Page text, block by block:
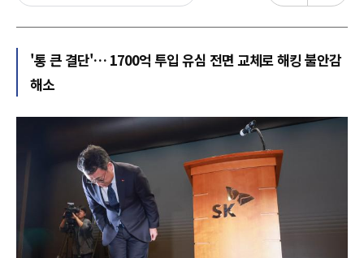
'통 큰 결단'… 1700억 투입 유심 전면 교체로 해킹 불안감
해소